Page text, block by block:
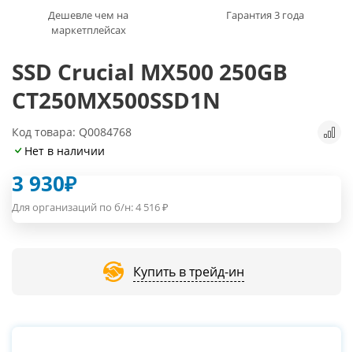
Дешевле чем на
маркетплейсах
Гарантия 3 года
SSD Crucial MX500 250GB
CT250MX500SSD1N
Код товара: Q0084768
Нет в наличии
3 930₽
Для организаций по б/н:4 516₽
Купить в трейд-ин